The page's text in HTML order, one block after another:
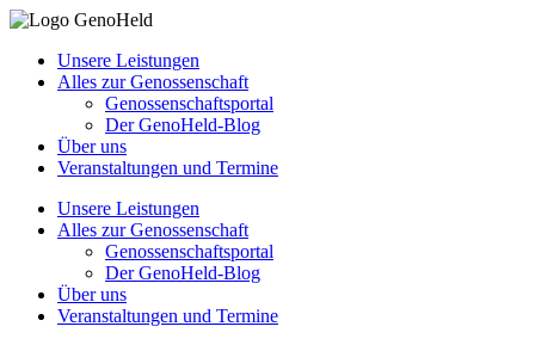
Unsere Leistungen
Alles zur Genossenschaft
Genossenschaftsportal
Der GenoHeld-Blog
Über uns
Veranstaltungen und Termine
Unsere Leistungen
Alles zur Genossenschaft
Genossenschaftsportal
Der GenoHeld-Blog
Über uns
Veranstaltungen und Termine